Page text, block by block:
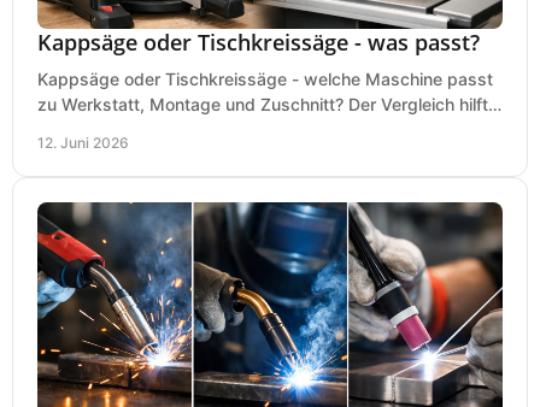
Kappsäge oder Tischkreissäge - was passt?
Kappsäge oder Tischkreissäge - welche Maschine passt
zu Werkstatt, Montage und Zuschnitt? Der Vergleich hilft
12. Juni 2026